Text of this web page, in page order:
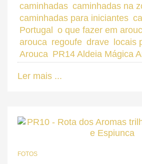
caminhadas caminhadas na
caminhadas para iniciantes
Portugal o que fazer em
arouca regoufe drave locais
Arouca PR14 Aldeia Mágica
Ler mais ...
FOTOS